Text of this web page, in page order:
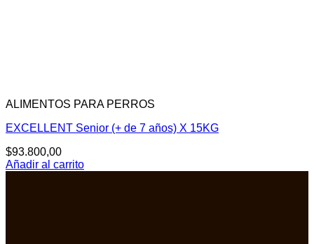
ALIMENTOS PARA PERROS
EXCELLENT Senior (+ de 7 años) X 15KG
$93.800,00
Añadir al carrito